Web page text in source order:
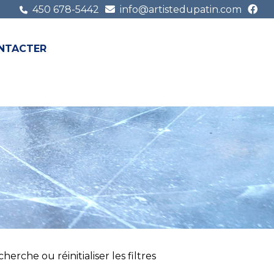
450 678-5442 info@artistedupatin.com
ou réinitialiser les filtres